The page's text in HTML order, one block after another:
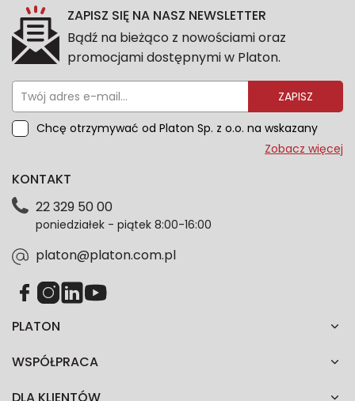
ZAPISZ SIĘ NA NASZ NEWSLETTER
Bądź na bieżąco z nowościami oraz
promocjami dostępnymi w Platon.
ZAPISZ
Chcę otrzymywać od Platon Sp. z o.o. na wskazany
przeze mnie adres e-mail informacje marketingowe
dotyczące danych osobowych znajdziesz w naszej
każdym czasie. Wycofanie zgody nie wpłynie na
zgodność z prawem przetwarzania dokonanego przed
Zobacz więcej
PLATON
WSPÓŁPRACA
KONTAKT
22 329 50 00
poniedziałek - piątek 8:00-16:00
platon@platon.com.pl